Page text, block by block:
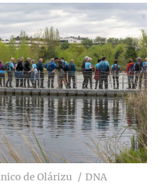
de Olárizu DNA